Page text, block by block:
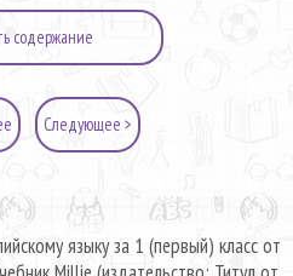
содержание
Следующее >
языку за 1 (первый) класс от